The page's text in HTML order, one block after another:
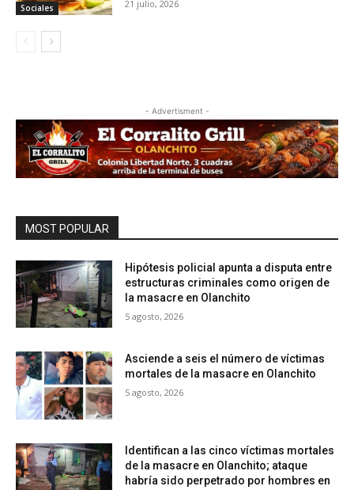
Sociales 21 julio, 2026
- Advertisment -
MOST POPULAR
Hipótesis policial apunta a disputa entre
estructuras criminales como origen de
la masacre en Olanchito
5 agosto, 2026
Asciende a seis el número de víctimas
mortales de la masacre en Olanchito
5 agosto, 2026
Identifican a las cinco víctimas mortales
de la masacre en Olanchito; ataque
habría sido perpetrado por hombres en